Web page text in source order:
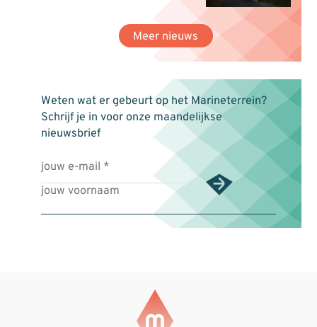
Meer nieuws
Weten wat er gebeurt op het Marineterrein?
Schrijf je in voor onze maandelijkse
nieuwsbrief